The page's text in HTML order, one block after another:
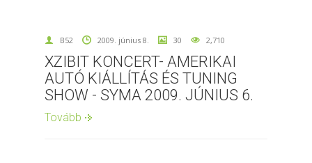
B52 2009. június 8. 30 2,710
XZIBIT KONCERT- AMERIKAI
AUTÓ KIÁLLÍTÁS ÉS TUNING
SHOW - SYMA 2009. JÚNIUS 6.
Tovább